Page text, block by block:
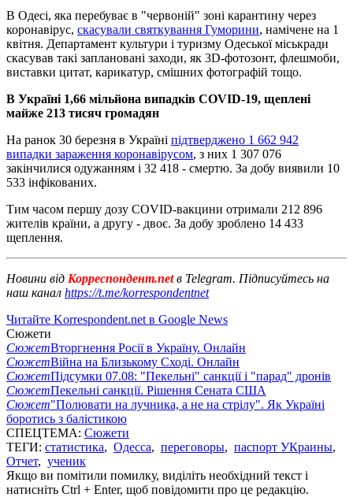
В Одесі, яка перебуває в "червоній" зоні карантину через
коронавірус, скасували святкування Гуморини, намічене на 1
квітня. Департамент культури і туризму Одеської міськради
скасував такі заплановані заходи, як 3D-фотозонт, флешмоби,
виставки цитат, карикатур, смішних фотографій тощо.
В Україні 1,66 мільйона випадків COVID-19, щеплені
майже 213 тисяч громадян
На ранок 30 березня в Україні підтверджено 1 662 942
випадки зараження коронавірусом, з них 1 307 076
закінчилися одужанням і 32 418 - смертю. За добу виявили 10
533 інфікованих.
Тим часом першу дозу COVID-вакцини отримали 212 896
жителів країни, а другу - двоє. За добу зроблено 14 433
щеплення.
Новини від Корреспондент.netв Telegram. Підписуйтесь на
наш канал https://t.me/korrespondentnet
Читайте Korrespondent.net в Google News
Сюжети
СюжетВторгнення Росії в Україну. Онлайн
СюжетВійна на Близькому Сході. Онлайн
СюжетПідсумки 07.08: "Пекельні" санкції і "парад" дронів
СюжетПекельні санкції. Рішення Сената США
Сюжет"Полювати на лучника, а не на стрілу". Як Україні
боротись з балістикою
СПЕЦТЕМА: Сюжети
ТЕГИ: статистика, Одесса, переговоры, паспорт УКраины,
Отчет, ученик
Якщо ви помітили помилку, виділіть необхідний текст і
натисніть Ctrl + Enter, щоб повідомити про це редакцію.